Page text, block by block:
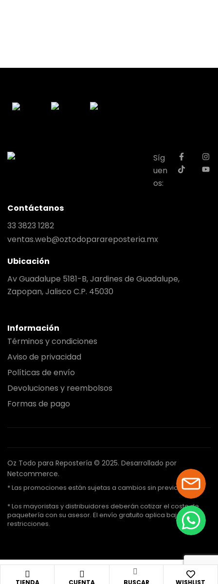
TIENDA CUENTA BUSCAR WISHLIST
Síg
uen
os:
Contáctanos
33 3823 1282
ventas.web@oztodoparareposteria.mx
Ubicación
Av Guadalupe 5181-B, Jardines de Guadalupe,
Zapopan, Jalisco C.P. 45030
Información
Términos y condiciones
Aviso de privacidad
Políticas de envío
Devoluciones y reembolsos
Formas de pago
Oz Todo para Repostería © 2025. Desarrollado por
Netcommerce.
* Las promociones están sujetas a cambios sin previo aviso.
* Los mayoristas y distribuidores deberán cotizar el costo de
paquetería con su asesor. El envío gratuito aplica bajo ciertas
restricciones.